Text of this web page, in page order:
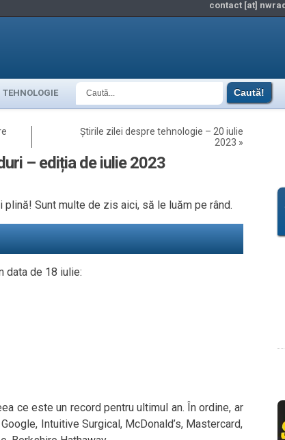
contact [at]
TEHNOLOGIE
Știrile zilei despre tehnologie – 20 iulie
2023 »
– ediția de iulie 2023
Sunt multe de zis aici, să le luăm pe rând.
data de 18 iulie:
ce este un record pentru ultimul an. În ordine, ar
Intuitive Surgical, McDonald’s, Mastercard,